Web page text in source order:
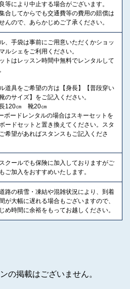
等により中止する場合がございます。
合してからでも交通費等の費用の賠償は
んので、あらかじめご了承ください。
、手袋は事前にご用意いただくかショッ
ルシェをご利用ください。
トはレッスン時間中無料でレンタルして
道具をご希望の方は【身長】【普段穿い
のサイズ】をご記入ください。
120㎝ 靴20㎝
ボードレンタルの場合はスキーセットを
ードセットと置き換えてください。スタ
希望があればスタンスもご記入くださ
クールでも保険に加入しておりますがご
ご加入をおすすめいたします。
路の積雪・凍結や混雑状況により、到着
が大幅に遅れる場合もございますので、
め時間に余裕をもってお越しください。
の掲載はございません。